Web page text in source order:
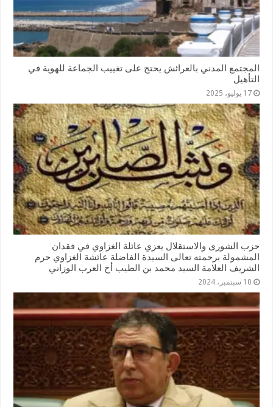
المجتمع المدني بالعرائش يحتج على تغييب الجماعة للهوية في
التأهيل
17 يوليو، 2025
حزب الشورى والاستقلال يعزي عائلة الغزاوي في فقدان
المشمولة برحمته تعالى السيدة الفاضلة عائشة الغزاوي حرم
الشريف العلامة السيد محمد بن الطيب أخ العرب الوزاني
10 سبتمبر، 2024